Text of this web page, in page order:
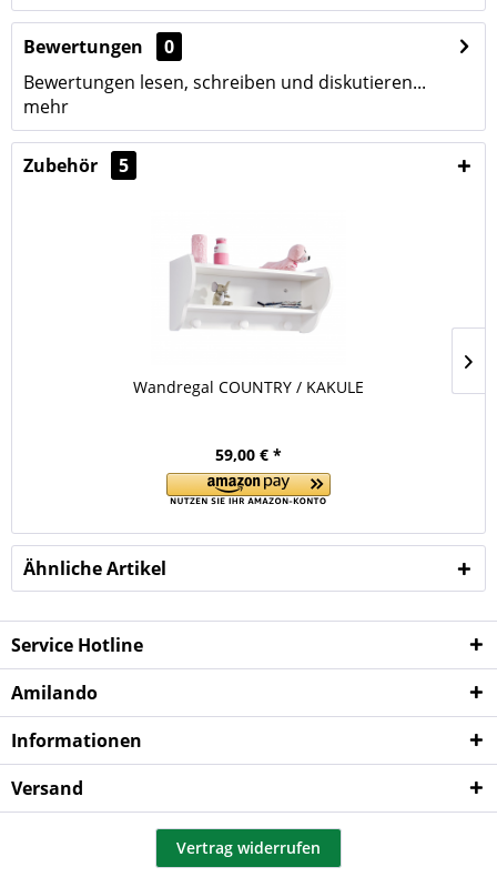
Bewertungen
0
Bewertungen lesen, schreiben und diskutieren...
mehr
Zubehör 5
Wandregal COUNTRY / KAKULE
59,00 € *
Ähnliche Artikel
Service Hotline
Amilando
Informationen
Versand
Vertrag widerrufen